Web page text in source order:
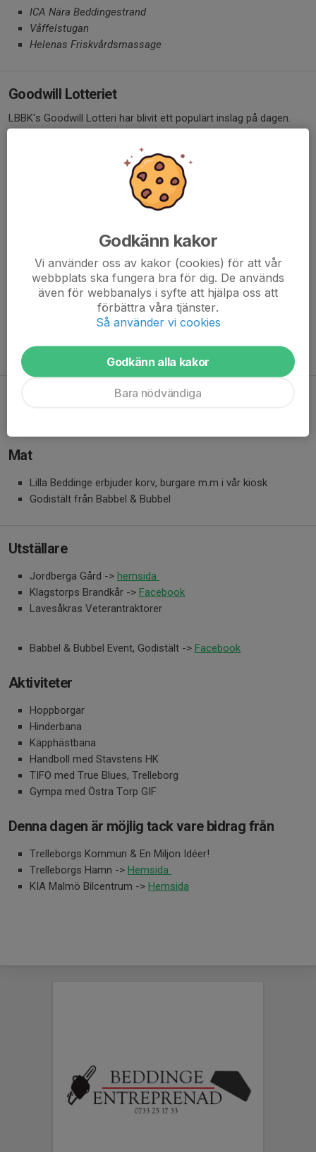
ICA Nära Beddingestrand
Våffelstugan
Helenas Friskvårdsmassage
Goodwill Lotteriet
LBBK's Goodwill Lotteri har blivit ett populärt inslag på dagen.
överskott går till Barncancerfonden! 2025 gav lotteriet 10.400 kr
Hasse Andersson
ABBA
Rögle BK
Jonas Eriksson
Mat
Lilla Beddinge erbjuder korv, burgare m.m i vår kiosk
Godistält från Babbel & Bubbel
Utställare
Jordberga Gård -> hemsida
Klagstorps Brandkår -> Facebook
Lavesåkras Veterantraktorer
Babbel & Bubbel Event, Godistält -> Facebook
Aktiviteter
Hoppborgar
Hinderbana
Käpphästbana
Handboll med Stavstens HK
TIFO med True Blues, Trelleborg
Gympa med Östra Torp GIF
Denna dagen är möjlig tack vare bidrag från
Trelleborgs Kommun & En Miljon Idéer!
Trelleborgs Hamn -> Hemsida
KIA Malmö Bilcentrum -> Hemsida
Godkänn kakor
Vi använder oss av kakor (cookies) för att vår
webbplats ska fungera bra för dig. De används
även för webbanalys i syfte att hjälpa oss att
förbättra våra tjänster.
Så använder vi cookies
Godkänn alla kakor
Bara nödvändiga